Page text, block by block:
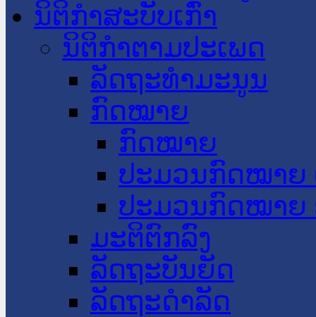
ນິຕິກໍາສະບັບເກົ່າ
ນິຕິກຳຕາມປະເພດ
ລັດຖະທໍາມະນູນ
ກົດໝາຍ
ກົດໝາຍ
ປະມວນກົດໝາຍ
ປະມວນກົດໝາຍ
ມະຕິຕົກລົງ
ລັດຖະບັນຍັດ
ລັດຖະດໍາລັດ